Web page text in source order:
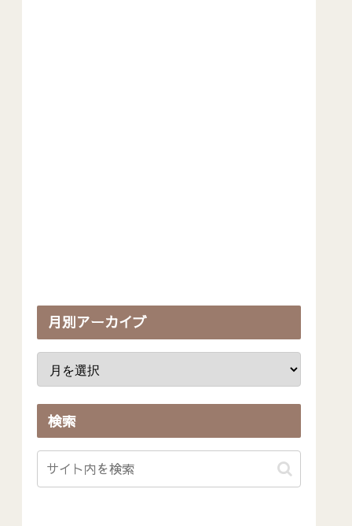
月別アーカイブ
検索